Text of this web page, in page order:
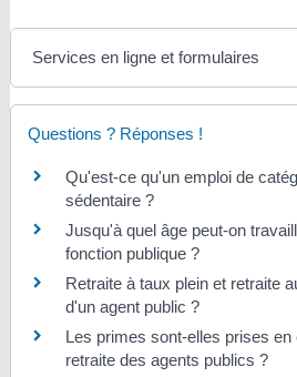
Services en ligne et formulaires
Questions ? Réponses !
Qu'est-ce qu'un emploi de
sédentaire ?
Jusqu'à quel âge peut-on
fonction publique ?
Retraite à taux plein et retraite
d'un agent public ?
Les primes sont-elles prises en
retraite des agents publics ?